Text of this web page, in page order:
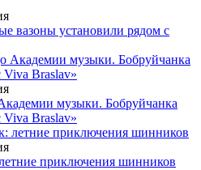
вазоны установили рядом с
музыки. Бобруйчанка
Viva Braslav»
приключения шинников